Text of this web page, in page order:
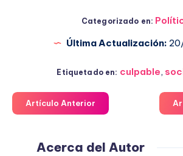
Categorizado en:
Última Actualización:
Etiquetado en: culpable,
Artículo Anterior
Acerca del Autor